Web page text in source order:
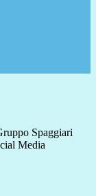
Spaggiari
Media